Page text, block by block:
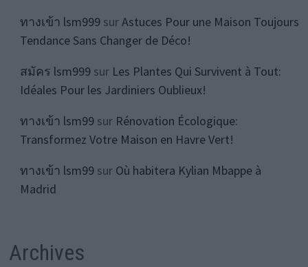
ทางเข้า lsm999surAstuces Pour une Maison Toujours
Tendance Sans Changer de Déco!
สมัคร lsm999sur Les Plantes Qui Survivent à Tout:
Idéales Pour les Jardiniers Oublieux!
ทางเข้า lsm99sur Rénovation Écologique:
Transformez Votre Maison en Havre Vert!
ทางเข้า lsm99sur Où habitera Kylian Mbappe à
Madrid
Archives